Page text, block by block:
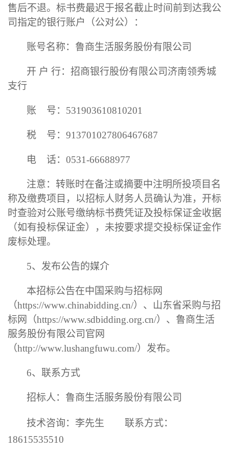
售后不退。 标书费最迟于报名截止时间前到达我公
司指定的银行账户
（公对公） ：
账号名称：鲁商生活服务股份有限公司
开 户 行：招商银行股份有限公司济南领秀城
支行
账 号： 531903610810201
税 号： 913701027806467687
电 话： 0531-66688977
注意：转账时在备注或摘要中注明所投项目名
称及缴费项目，以招标人财务人员确认为准，开标
时查验对公账号缴纳标书费凭证及投标保证金收据
（如有投标保证金），未按要求提交投标保证金作
废标处理。
5、发布公告的媒介
本招标公告在中国采购与招标网
（https://www.chinabidding.cn/）、山东省采购与招
标网（https://www.sdbidding.org.cn/） 、鲁商生活
服务股份有限公司官网
（http://www.lushangfuwu.com/） 发布。
6、 联系方式
招标人：鲁商生活服务股份有限公司
技术咨询： 李先生
联系方式：
18615535510